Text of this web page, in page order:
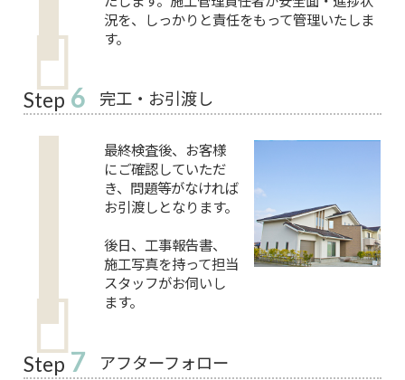
況を、しっかりと責任をもって管理いたしま
す。
Step 6 完工・お引渡し
最終検査後、お客様
にご確認していただ
き、問題等がなければ
お引渡しとなります。
後日、工事報告書、
施工写真を持って担当
スタッフがお伺いし
ます。
Step 7 アフターフォロー